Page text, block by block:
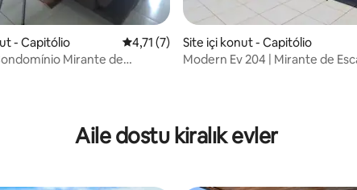
- Capitólio 5 üzerinden ortalama 4,71 puan, 7
4,71 (7)
Mirante de
Site içi konut - Capitólio
Modern Ev 204 | Mirante de
Aile dostu kiralık evler